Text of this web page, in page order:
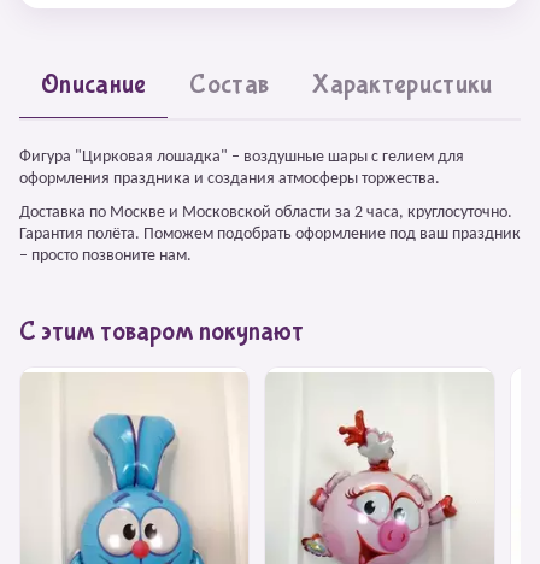
Описание Состав Характеристики
Фигура "Цирковая лошадка" – воздушные шары с гелием для
оформления праздника и создания атмосферы торжества.
Доставка по Москве и Московской области за 2 часа, круглосуточно.
Гарантия полёта. Поможем подобрать оформление под ваш праздник
– просто позвоните нам.
С этим товаром покупают